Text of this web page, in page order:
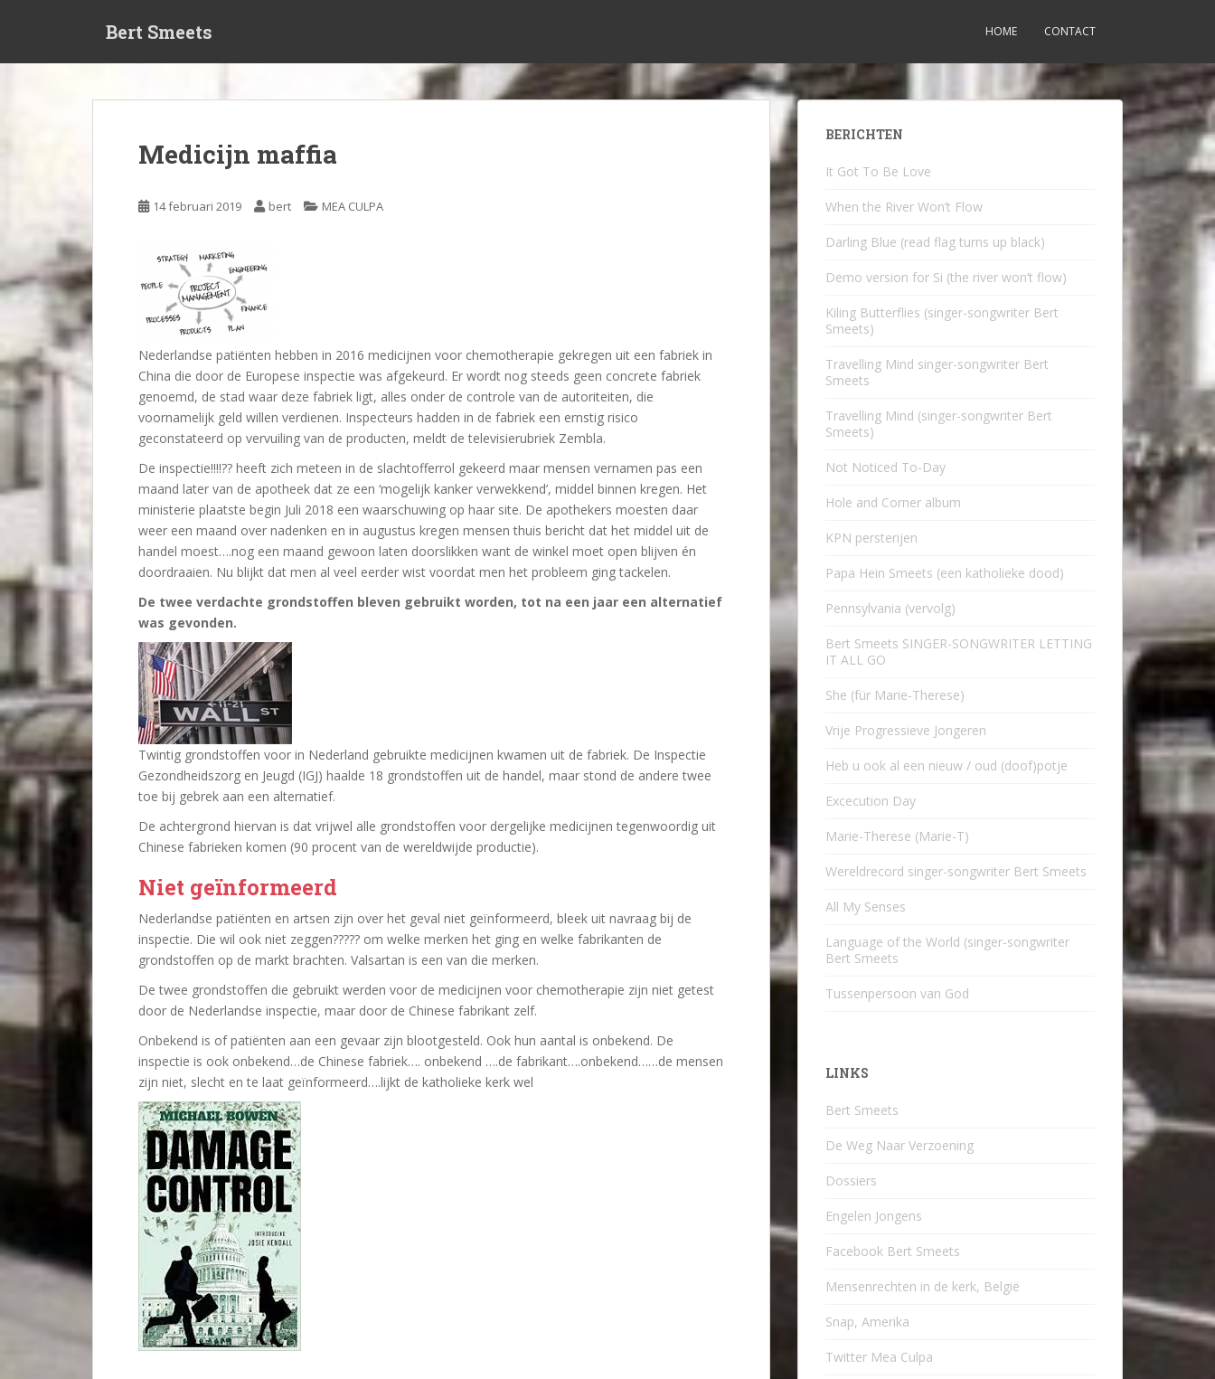
t
e
Bert Smeets HOME CONTACT
Medicijn maffia
14 februari 2019 bert MEA CULPA
Nederlandse patiënten hebben in 2016 medicijnen voor chemotherapie gekregen uit een fabriek in
China die door de Europese inspectie was afgekeurd. Er wordt nog steeds geen concrete fabriek
genoemd, de stad waar deze fabriek ligt, alles onder de controle van de autoriteiten, die
voornamelijk geld willen verdienen. Inspecteurs hadden in de fabriek een ernstig risico
geconstateerd op vervuiling van de producten, meldt de televisierubriek Zembla.
De inspectie!!!!?? heeft zich meteen in de slachtofferrol gekeerd maar mensen vernamen pas een
maand later van de apotheek dat ze een ‘mogelijk kanker verwekkend’, middel binnen kregen. Het
ministerie plaatste begin Juli 2018 een waarschuwing op haar site. De apothekers moesten daar
weer een maand over nadenken en in augustus kregen mensen thuis bericht dat het middel uit de
handel moest….nog een maand gewoon laten doorslikken want de winkel moet open blijven én
doordraaien. Nu blijkt dat men al veel eerder wist voordat men het probleem ging tackelen.
De twee verdachte grondstoffen bleven gebruikt worden, tot na een jaar een alternatief
was gevonden.
Twintig grondstoffen voor in Nederland gebruikte medicijnen kwamen uit de fabriek. De Inspectie
Gezondheidszorg en Jeugd (IGJ) haalde 18 grondstoffen uit de handel, maar stond de andere twee
toe bij gebrek aan een alternatief.
De achtergrond hiervan is dat vrijwel alle grondstoffen voor dergelijke medicijnen tegenwoordig uit
Chinese fabrieken komen (90 procent van de wereldwijde productie).
Niet geïnformeerd
Nederlandse patiënten en artsen zijn over het geval niet geïnformeerd, bleek uit navraag bij de
inspectie. Die wil ook niet zeggen????? om welke merken het ging en welke fabrikanten de
grondstoffen op de markt brachten. Valsartan is een van die merken.
De twee grondstoffen die gebruikt werden voor de medicijnen voor chemotherapie zijn niet getest
door de Nederlandse inspectie, maar door de Chinese fabrikant zelf.
Onbekend is of patiënten aan een gevaar zijn blootgesteld. Ook hun aantal is onbekend. De
inspectie is ook onbekend…de Chinese fabriek…. onbekend ….de fabrikant….onbekend……de mensen
zijn niet, slecht en te laat geïnformeerd….lijkt de katholieke kerk wel
BERICHTEN
It Got To Be Love
When the River Won’t Flow
Darling Blue (read flag turns up black)
Demo version for Si (the river won’t flow)
Kiling Butterflies (singer-songwriter Bert
Smeets)
Travelling Mind singer-songwriter Bert
Smeets
Travelling Mind (singer-songwriter Bert
Smeets)
Not Noticed To-Day
Hole and Corner album
KPN persterijen
Papa Hein Smeets (een katholieke dood)
Pennsylvania (vervolg)
Bert Smeets SINGER-SONGWRITER LETTING
IT ALL GO
She (für Marie-Therese)
Vrije Progressieve Jongeren
Heb u ook al een nieuw / oud (doof)potje
Excecution Day
Marie-Therese (Marie-T)
Wereldrecord singer-songwriter Bert Smeets
All My Senses
Language of the World (singer-songwriter
Bert Smeets
Tussenpersoon van God
LINKS
Bert Smeets
De Weg Naar Verzoening
Dossiers
Engelen Jongens
Facebook Bert Smeets
Mensenrechten in de kerk, België
Snap, Amerika
Twitter Mea Culpa